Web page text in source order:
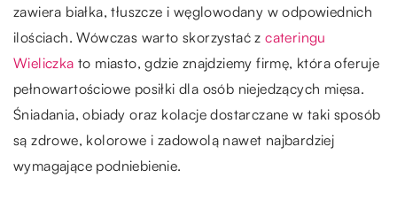
zawiera białka, tłuszcze i węglowodany w odpowiednich
ilościach. Wówczas warto skorzystać zcateringu
Wieliczka to miasto, gdzie znajdziemy firmę, która oferuje
pełnowartościowe posiłki dla osób niejedzących mięsa.
Śniadania, obiady oraz kolacje dostarczane w taki sposób
są zdrowe, kolorowe i zadowolą nawet najbardziej
wymagające podniebienie.